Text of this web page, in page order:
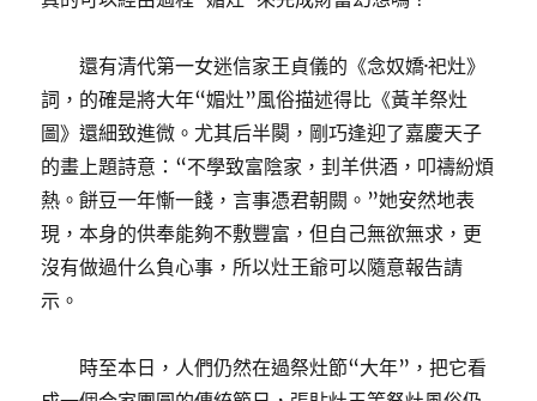
還有清代第一女迷信家王貞儀的《念奴嬌·祀灶》
詞，的確是將大年“媚灶”風俗描述得比《黃羊祭灶
圖》還細致進微。尤其后半闋，剛巧逢迎了嘉慶天子
的畫上題詩意：“不學致富陰家，刲羊供酒，叩禱紛煩
熱。餅豆一年慚一餞，言事憑君朝闕。”她安然地表
現，本身的供奉能夠不敷豐富，但自己無欲無求，更
沒有做過什么負心事，所以灶王爺可以隨意報告請
示。
時至本日，人們仍然在過祭灶節“大年”，把它看